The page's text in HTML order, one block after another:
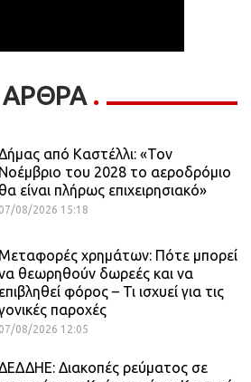
από Καστέλλι: «Τον
Νοέμβριο του 2028 το αεροδρόμιο
θα είναι πλήρως επιχειρησιακό»
07/08/2026 15:18
Μεταφορές χρημάτων: Πότε μπορεί
θεωρηθούν δωρεές και να
επιβληθεί φόρος – Τι ισχυεί για τις
παροχές
07/08/2026 12:05
Διακοπές ρεύματος σε